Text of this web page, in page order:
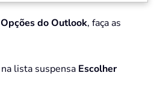
Opções do Outlook, faça as
na lista suspensa Escolher